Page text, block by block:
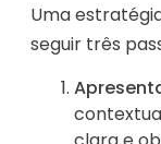
Uma
seguir três